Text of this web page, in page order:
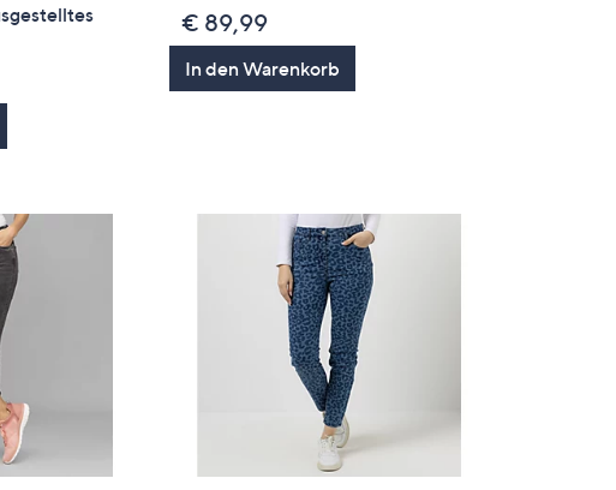
€ 89,99
In den Warenkorb